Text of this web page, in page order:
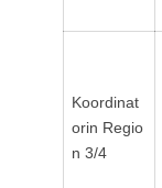
Koordinat
orin Regio
n 3/4